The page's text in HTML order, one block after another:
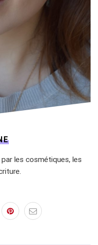
les cosmétiques, les